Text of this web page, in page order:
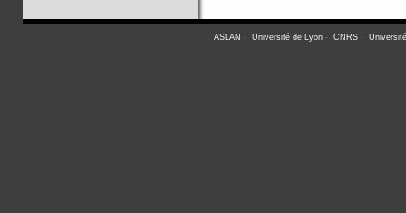
ASLAN - Université de Lyon - CNRS -